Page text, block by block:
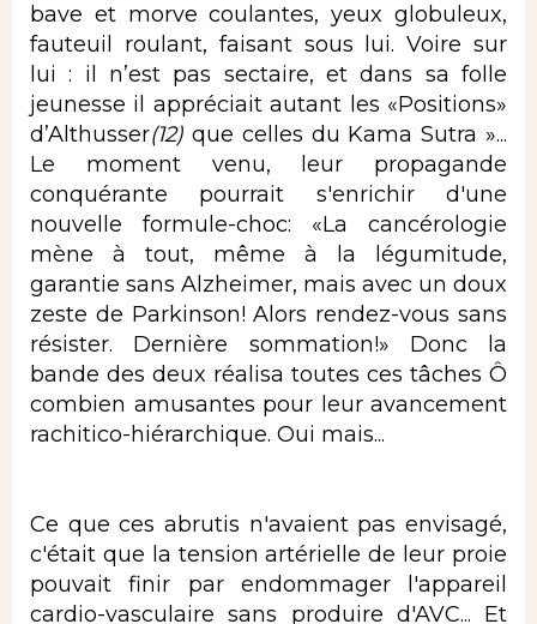
bave et morve coulantes, yeux globuleux,
fauteuil roulant, faisant sous lui. Voire sur
lui : il n’est pas sectaire, et dans sa folle
jeunesse il appréciait autant les «Positions»
d’Althusser(12) que celles du Kama Sutra »...
Le moment venu, leur propagande
conquérante pourrait s'enrichir d'une
nouvelle formule-choc: «La cancérologie
mène à tout, même à la légumitude,
garantie sans Alzheimer, mais avec un doux
zeste de Parkinson! Alors rendez-vous sans
résister. Dernière sommation!» Donc la
bande des deux réalisa toutes ces tâches Ô
combien amusantes pour leur avancement
rachitico-hiérarchique. Oui mais...
Ce que ces abrutis n'avaient pas envisagé,
c'était que la tension artérielle de leur proie
pouvait finir par endommager l'appareil
cardio-vasculaire sans produire d'AVC... Et